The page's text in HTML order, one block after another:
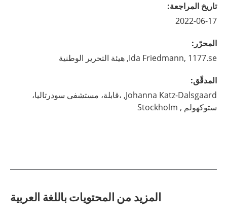
تاريخ المراجعة:
2022-06-17
المحرّر :
Ida Friedmann, 1177.se, هيئة التحرير الوطنية
المدقّق:
Johanna Katz-Dalsgaard,
،قابلة، مستشفى سودرتاليا،
ستوكهولم , Stockholm
المزيد من المحتويات باللغة العربية